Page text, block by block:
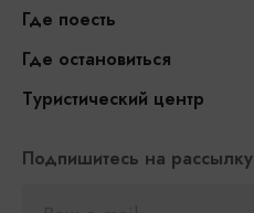
Где поесть
Где остановиться
Туристический центр
Подпишитесь на рассылку